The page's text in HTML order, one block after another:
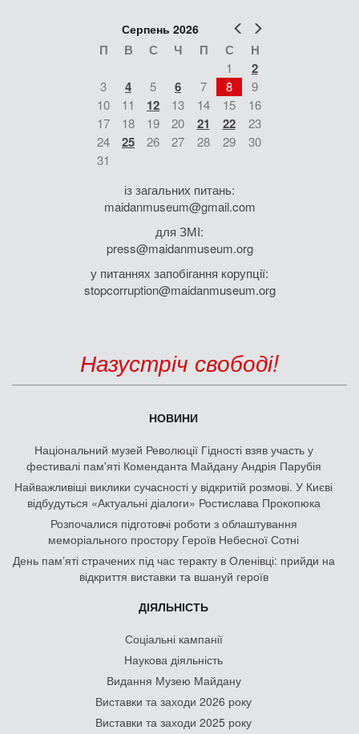
Попер
Серпень 2026
П В С Ч П С Н
1 2
3 4 5 6 7 8
9
10
11 12 13 14 15
16
17
18 19 20 21 22
23
24
25 26 27 28 29
30
31
із загальних питань:
maidanmuseum@gmail.com
для ЗМІ:
press@maidanmuseum.org
у питаннях запобігання корупції:
stopcorruption@maidanmuseum.org
Назустріч свободі!
НОВИНИ
Національний музей Революції Гідності взяв участь у
фестивалі пам'яті Коменданта Майдану Андрія Парубія
Найважливіші виклики сучасності у відкритій розмові. У Києві
відбудуться «Актуальні діалоги» Ростислава Прокопюка
Розпочалися підготовчі роботи з облаштування
меморіального простору Героїв Небесної Сотні
День памʼяті страчених під час теракту в Оленівці: прийди на
відкриття виставки та вшануй героїв
ДІЯЛЬНІСТЬ
Соціальні кампанії
Наукова діяльність
Видання Музею Майдану
Виставки та заходи 2026 року
Виставки та заходи 2025 року